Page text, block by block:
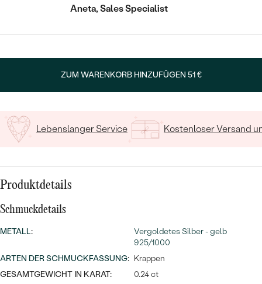
GÜNSTIG
Meistverkaufte
Eheringe
NACH EDELSTEIN
MIT DIAMANT
MIT LAB GROWN DIAMANT
MIT MOISSANIT
MIT FARBIGEN DIAMANTEN
MIT SCHWARZEN DIAMANTEN
MIT SALT AND PEPPER DIAMANTEN
MIT EDELSTEIN
NACH MATERIAL
SCHMUCKZUBEHÖR
PLATIN
EDELSTEINSCHMUCK
SCHMUCK MIT LAB GROWN
DIAMANTEN
MIT DIAMANT
PERLENOHRRINGE
NACH PREIS
LUXURIÖSE
HERZKETTEN
NACH EDELSTEIN
MIT EDELSTEIN
PERLENKETTEN
PREISWERTE
LUXURIÖSE
NACH EDELSTEIN
MIT DIAMANT
MIT EDELSTEIN
PERLENRINGE
PREISWERTE
LUXURIÖSE
Aneta, Sales Specialist
ZUM WARENKORB HINZUFÜGEN 51 €
Lebenslanger Service Kostenloser Versand
Produktdetails
Schmuckdetails
METALL:
Vergoldetes Silber - gelb
925/1000
ARTEN DER SCHMUCKFASSUNG: Krappen
GESAMTGEWICHT IN KARAT:
0.24 ct